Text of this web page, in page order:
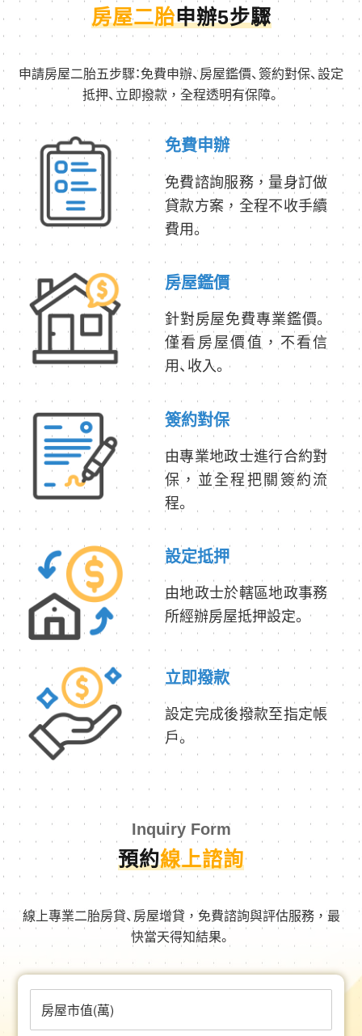
房屋二胎申辦5步驟
申請房屋二胎五步驟：免費申辦、房屋鑑價、簽約對保、設定
抵押、立即撥款，全程透明有保障。
免費申辦
免費諮詢服務，量身訂做
貸款方案，全程不收手續
費用。
房屋鑑價
針對房屋免費專業鑑價。
僅看房屋價值，不看信
用、收入。
簽約對保
由專業地政士進行合約對
保，並全程把關簽約流
程。
設定抵押
由地政士於轄區地政事務
所經辦房屋抵押設定。
立即撥款
設定完成後撥款至指定帳
戶。
Inquiry Form
預約線上諮詢
線上專業二胎房貸、房屋增貸，免費諮詢與評估服務，最
快當天得知結果。